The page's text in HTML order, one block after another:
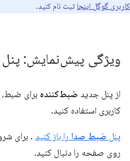
کاربری گوگل اینجا ثبت نام کنید.
ویژگی پیش‌نمایش:
از پنل جدید ضبط‌کننده برای
کاربری استفاده کنید.
پنل ضبط صدا را باز کنید . برای
روی صفحه را دنبال کنید.